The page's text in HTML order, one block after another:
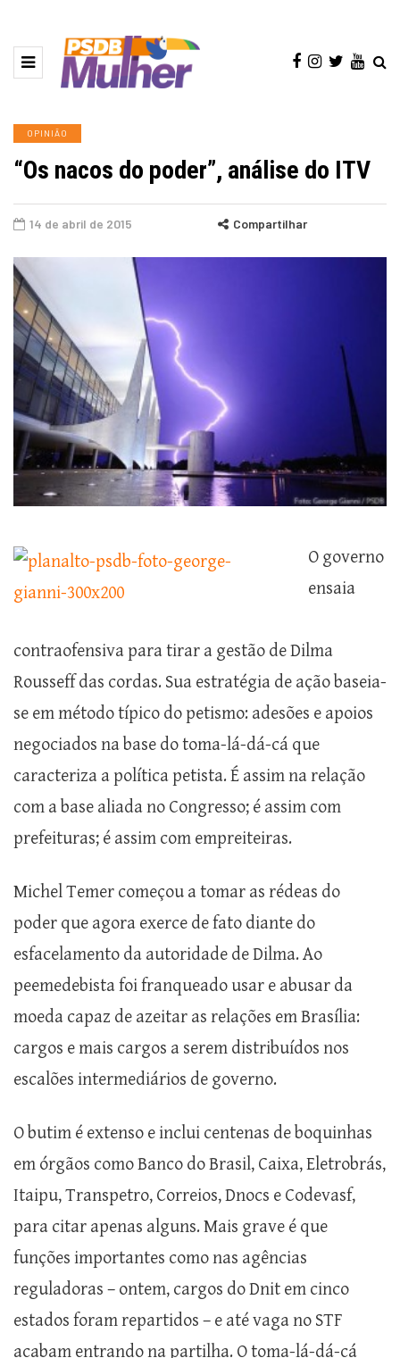
OPINIÃO
“Os nacos do poder”, análise do ITV
14 de abril de 2015 Compartilhar
O governo
ensaia
contraofensiva para tirar a gestão de Dilma
Rousseff das cordas. Sua estratégia de ação baseia-
se em método típico do petismo: adesões e apoios
negociados na base do toma-lá-dá-cá que
caracteriza a política petista. É assim na relação
com a base aliada no Congresso; é assim com
prefeituras; é assim com empreiteiras.
Michel Temer começou a tomar as rédeas do
poder que agora exerce de fato diante do
esfacelamento da autoridade de Dilma. Ao
peemedebista foi franqueado usar e abusar da
moeda capaz de azeitar as relações em Brasília:
cargos e mais cargos a serem distribuídos nos
escalões intermediários de governo.
O butim é extenso e inclui centenas de boquinhas
em órgãos como Banco do Brasil, Caixa, Eletrobrás,
Itaipu, Transpetro, Correios, Dnocs e Codevasf,
para citar apenas alguns. Mais grave é que
funções importantes como nas agências
reguladoras – ontem, cargos do Dnit em cinco
estados foram repartidos – e até vaga no STF
acabam entrando na partilha. O toma-lá-dá-cá